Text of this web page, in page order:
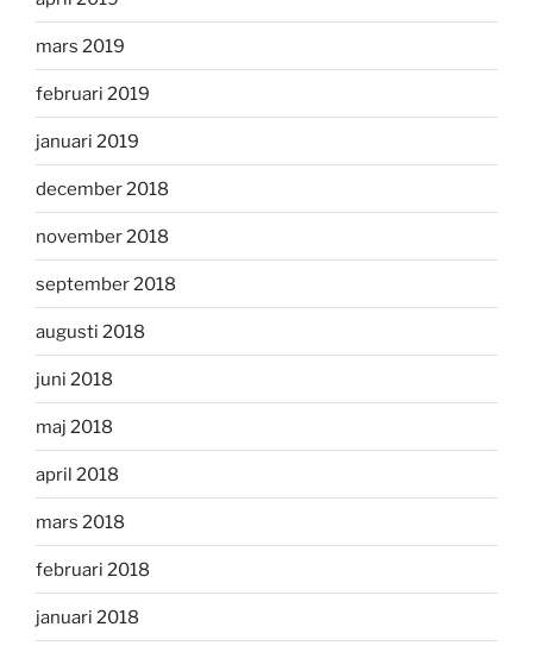
mars 2019
februari 2019
januari 2019
december 2018
november 2018
september 2018
augusti 2018
juni 2018
maj 2018
april 2018
mars 2018
februari 2018
januari 2018